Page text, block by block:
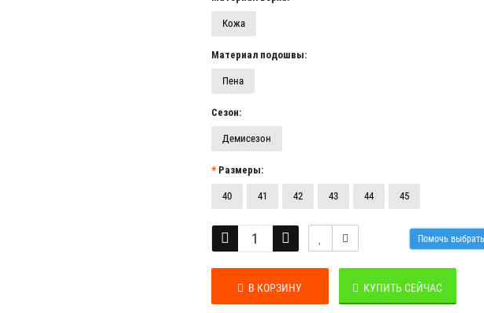
Кожа
Материал подошвы:
Пена
Сезон:
Демисезон
Размеры:
40 41 42 43 44 45
Помочь
В КОРЗИНУ КУПИТЬ СЕЙЧАС